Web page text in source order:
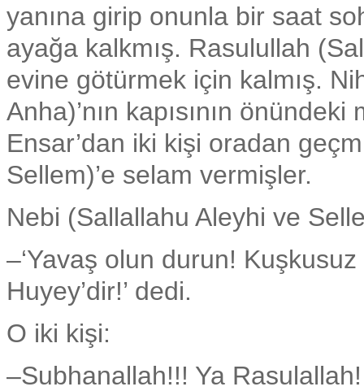
yanına girip onunla bir saat
ayağa kalkmış. Rasulullah
evine götürmek için kalmış.
Anha)’nın kapısının
Ensar’dan iki kişi oradan
Sellem)’e selam vermişler.
Nebi (Sallallahu Aleyhi ve
–‘Yavaş olun durun!
Huyey’dir!’ dedi.
O iki kişi:
–Subhanallah!!! Ya